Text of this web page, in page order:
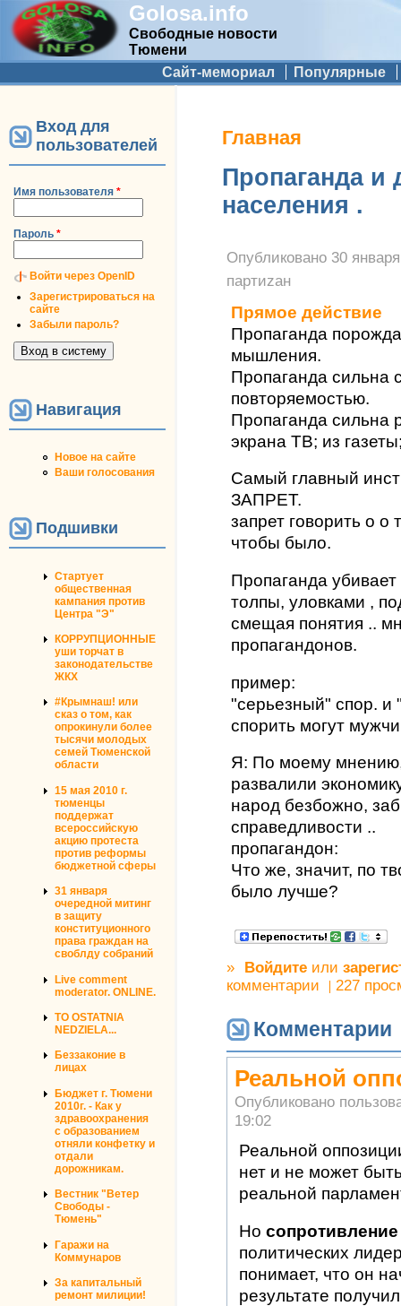
Golosa.info
Свободные новости
Тюмени
Дополнительное меню
Сайт-мемориал Популярные
Вход для
пользователей
Имя пользователя *
Пароль *
Войти через OpenID
Зарегистрироваться на
сайте
Забыли пароль?
Навигация
Новое на сайте
Ваши голосования
Подшивки
Стартует
общественная
кампания против
Центра "Э"
КОРРУПЦИОННЫЕ
уши торчат в
законодательстве
ЖКХ
#Крымнаш! или
сказ о том, как
опрокинули более
тысячи молодых
семей Тюменской
области
15 мая 2010 г.
тюменцы
поддержат
всероссийскую
акцию протеста
против реформы
бюджетной сферы
31 января
очередной митинг
в защиту
конституционного
права граждан на
своблду собраний
Live comment
moderator. ONLINE.
TO OSTATNIA
NEDZIELA...
Беззаконие в
лицах
Бюджет г. Тюмени
2010г. - Как у
здравоохранения
с образованием
отняли конфетку и
отдали
дорожникам.
Вестник "Ветер
Свободы -
Тюмень"
Гаражи на
Коммунаров
За капитальный
ремонт милиции!
Вы здесь
Главная
Пропаганда и
населения .
Опубликовано 30
партиzан
Прямое действие
Пропаганда
мышления.
Пропаганда сильна
повторяемостью.
Пропаганда сильна
экрана ТВ; из
Самый главный
ЗАПРЕТ.
запрет говорить о
чтобы было.
Пропаганда
толпы, уловками ,
смещая понятия ..
пропагандонов.
пример:
"серьезный" спор. и
спорить могут
Я: По моему
развалили
народ безбожно,
справедливости ..
пропагандон:
Что же, значит, по
было лучше?
» Войдите или
комментарии
227
Комментарии
Реальной
Опубликовано
19:02
Реальной
нет и не может
реальной
Но
политических
понимает, что он
результате